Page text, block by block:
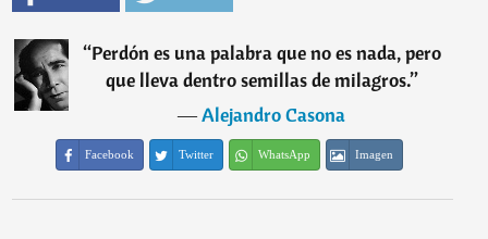
“Perdón es una palabra que no es nada, pero
que lleva dentro semillas de milagros.”
―Alejandro Casona
Facebook Twitter WhatsApp Imagen